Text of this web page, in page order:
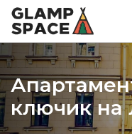
ключик на